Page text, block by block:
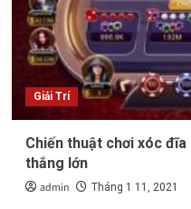
Giải Trí
Chiến thuật chơi xóc
thắng lớn
admin Tháng 1 11, 2021